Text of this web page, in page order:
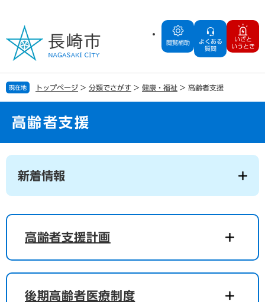
の
で
す
ー
ば
し
へ
閲覧補助
よくある
質問
いざと
いうとき
現在地 トップページ > 分類でさがす > 健康・福祉 > 高齢者支援
高齢者支援
本
新着情報
高齢者支援計画
後期高齢者医療制度